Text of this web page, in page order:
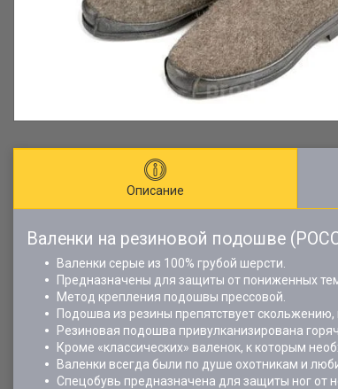
Описание
Валенки на резиновой подошве
Валенки серые из 100% грубой шерсти.
Предназначены для защиты от пониженных
Метод крепления подошвы прессовой.
Подошва из резины препятствует
Резиновая подошва привулканизирована
Кроме «классических» валенок, к которым
Валенки всегда были по душе охотникам и
Спецобувь предназначена для защиты ног от